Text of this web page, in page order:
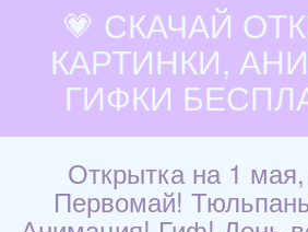
💗 СКАЧАЙ
КАРТИНКИ,
ГИФКИ
Открытка на 1
Первомай!